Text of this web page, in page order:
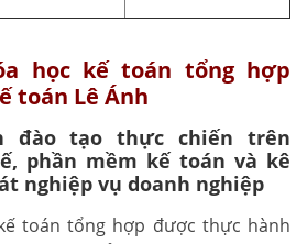
học kế toán tổng hợp
toán Lê Ánh
đào tạo thực chiến trên
phần mềm kế toán và kê
nghiệp vụ doanh nghiệp
toán tổng hợp được thực hành